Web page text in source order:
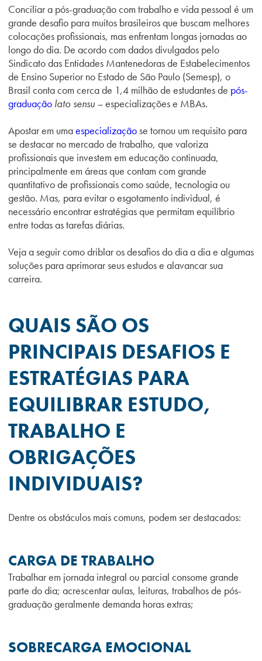
Conciliar a pós-graduação com trabalho e vida pessoal é um
grande desafio para muitos brasileiros que buscam melhores
colocações profissionais, mas enfrentam longas jornadas ao
longo do dia. De acordo com dados divulgados pelo
Sindicato das Entidades Mantenedoras de Estabelecimentos
de Ensino Superior no Estado de São Paulo (Semesp), o
Brasil conta com cerca de 1,4 milhão de estudantes de pós-
graduação lato sensu –especializações e MBAs.
Apostar em umaespecializaçãose tornou um requisito para
se destacar no mercado de trabalho, que valoriza
profissionais que investem em educação continuada,
principalmente em áreas que contam com grande
quantitativo de profissionais como saúde, tecnologia ou
gestão. Mas, para evitar o esgotamento individual, é
necessário encontrar estratégias que permitam equilíbrio
entre todas as tarefas diárias.
Veja a seguir como driblar os desafios do dia a dia e algumas
soluções para aprimorar seus estudos e alavancar sua
carreira.
QUAIS SÃO OS
PRINCIPAIS DESAFIOS E
ESTRATÉGIAS PARA
EQUILIBRAR ESTUDO,
TRABALHO E
OBRIGAÇÕES
INDIVIDUAIS?
Dentre os obstáculos mais comuns, podem ser destacados:
CARGA DE TRABALHO
Trabalhar em jornada integral ou parcial consome grande
parte do dia; acrescentar aulas, leituras, trabalhos de pós-
graduação geralmente demanda horas extras;
SOBRECARGA EMOCIONAL